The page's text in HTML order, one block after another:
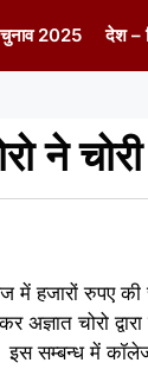
चुनाव 2025 देश –
ने
में हजारों
अज्ञात चोरो
सम्बन्ध में